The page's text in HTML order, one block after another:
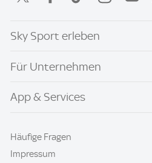
Sky Sport erleben
Für Unternehmen
App & Services
Häufige Fragen
Impressum